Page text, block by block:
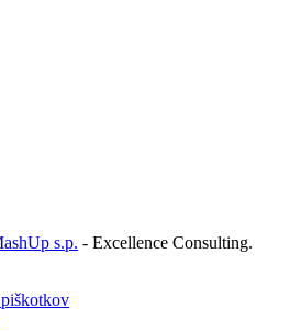
s.p. - Excellence Consulting.